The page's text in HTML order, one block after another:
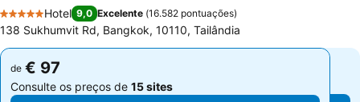
5 Estrelas
Hotel 9,0 Excelente (16.582 pontuações)
138 Sukhumvit Rd, Bangkok, 10110, Tailândia
de € 97
Consulte os preços de 15 sites
de € 97
Consulte os preços de 15 sites